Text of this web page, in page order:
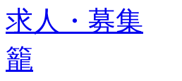
求人・募集
籠